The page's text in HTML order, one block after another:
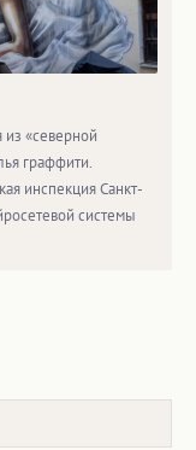
«северной
граффити.
инспекция Санкт-
системы